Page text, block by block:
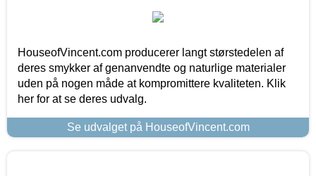
HouseofVincent.com producerer langt størstedelen af
deres smykker af genanvendte og naturlige materialer
uden på nogen måde at kompromittere kvaliteten. Klik
her for at se deres udvalg.
Se udvalget på HouseofVincent.com